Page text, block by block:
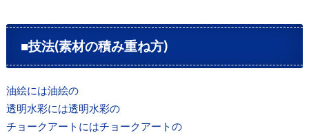
■技法(素材の積み重ね方)
油絵には油絵の
透明水彩には透明水彩の
チョークアートにはチョークアートの